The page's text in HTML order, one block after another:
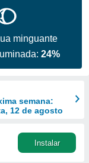
minguante
Iluminada:24%
semana:
12 de agosto
Instalar